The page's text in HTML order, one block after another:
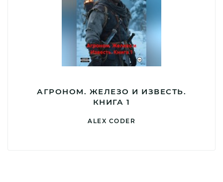
АГРОНОМ. ЖЕЛЕЗО И ИЗВЕСТЬ.
КНИГА 1
ALEX CODER